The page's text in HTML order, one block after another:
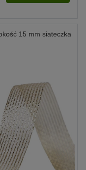
15 mm siateczka